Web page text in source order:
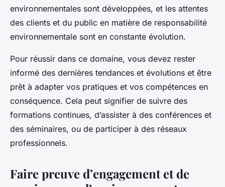
environnementales sont développées, et les attentes
des clients et du public en matière de responsabilité
environnementale sont en constante évolution.
Pour réussir dans ce domaine, vous devez rester
informé des dernières tendances et évolutions et être
prêt à adapter vos pratiques et vos compétences en
conséquence. Cela peut signifier de suivre des
formations continues, d’assister à des conférences et
des séminaires, ou de participer à des réseaux
professionnels.
Faire preuve d’engagement et de